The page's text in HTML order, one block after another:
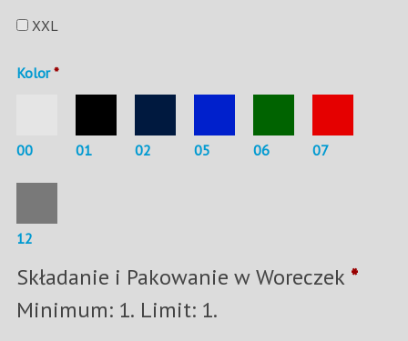
XXL
Kolor*
00 01 02 05 06 07
12
Składanie i Pakowanie w Woreczek *
Minimum: 1. Limit: 1.